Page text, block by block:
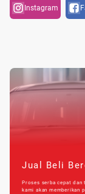
Instagram
Jual Beli
Proses serba cepat
kami akan memberikan